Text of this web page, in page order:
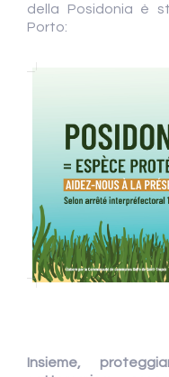
della Posidonia è
Porto:
Insieme,